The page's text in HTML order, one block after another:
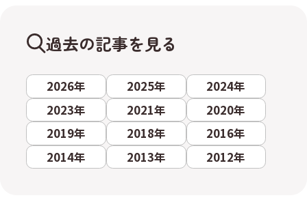
過去の記事を見る
2026年 2025年
2024年
2023年
2021年
2020年
2019年
2018年
2016年
2014年
2013年 2012年